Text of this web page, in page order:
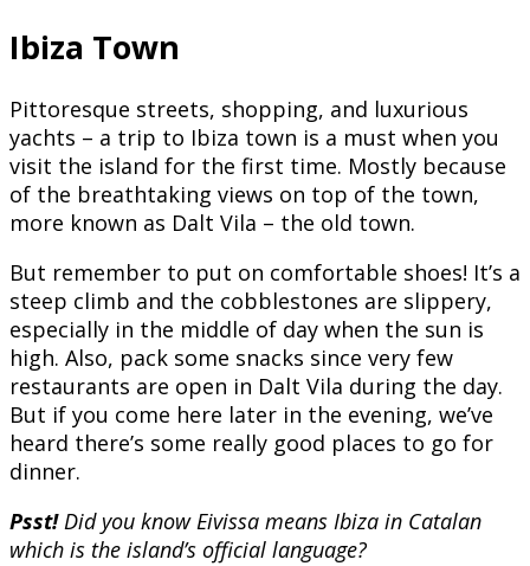
Ibiza Town
Pittoresque streets, shopping, and luxurious
yachts – a trip to Ibiza town is a must when you
visit the island for the first time. Mostly because
of the breathtaking views on top of the town,
more known as Dalt Vila – the old town.
But remember to put on comfortable shoes! It’s a
steep climb and the cobblestones are slippery,
especially in the middle of day when the sun is
high. Also, pack some snacks since very few
restaurants are open in Dalt Vila during the day.
But if you come here later in the evening, we’ve
heard there’s some really good places to go for
dinner.
Psst!Did you know Eivissa means Ibiza in Catalan
which is the island’s official language?